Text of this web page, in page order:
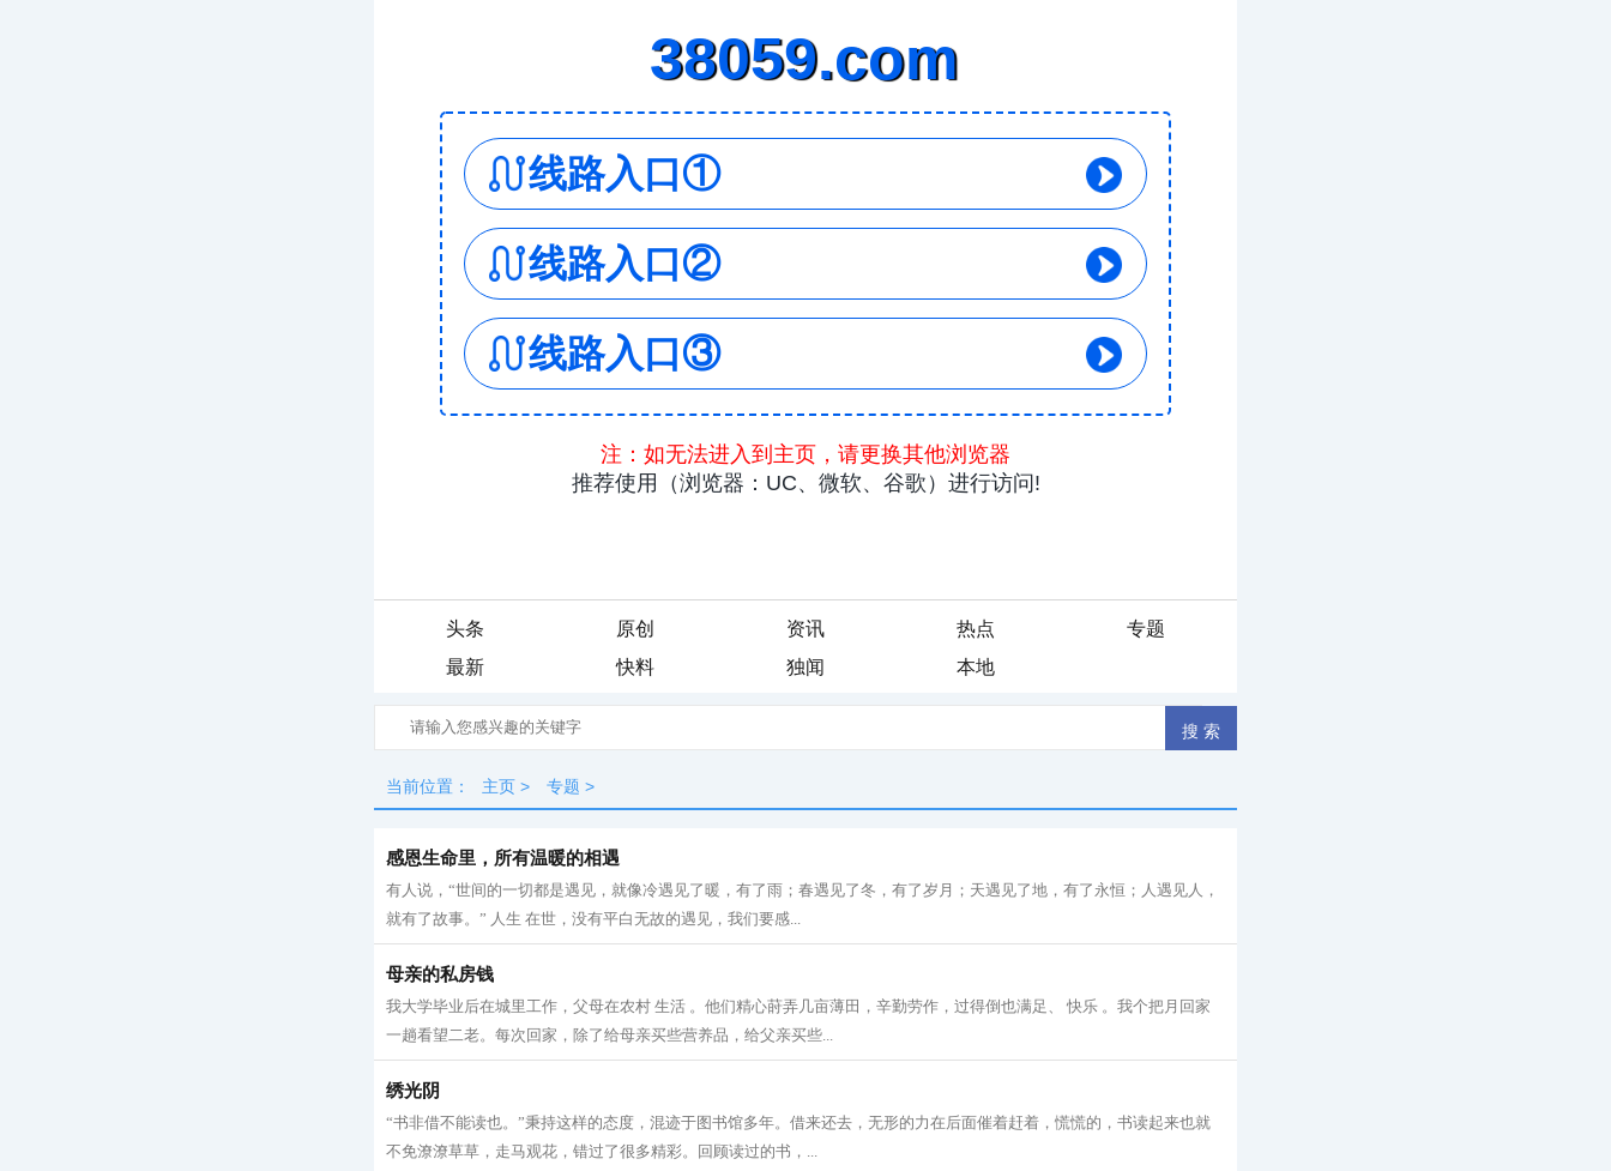
头条 原创 资讯 热点
专题
最新
快料 独闻 本地
当前位置： 主页 > 专题 >
感恩生命里，所有温暖的相遇
有人说，“世间的一切都是遇见，就像冷遇见了暖，有了雨；春遇见了冬，有了岁月；天遇见了地，有了永恒；人遇见人，
就有了故事。” 人生 在世，没有平白无故的遇见，我们要感...
母亲的私房钱
我大学毕业后在城里工作，父母在农村 生活 。他们精心莳弄几亩薄田，辛勤劳作，过得倒也满足、 快乐 。我个把月回家
一趟看望二老。每次回家，除了给母亲买些营养品，给父亲买些...
绣光阴
“书非借不能读也。”秉持这样的态度，混迹于图书馆多年。借来还去，无形的力在后面催着赶着，慌慌的，书读起来也就
不免潦潦草草，走马观花，错过了很多精彩。回顾读过的书，...